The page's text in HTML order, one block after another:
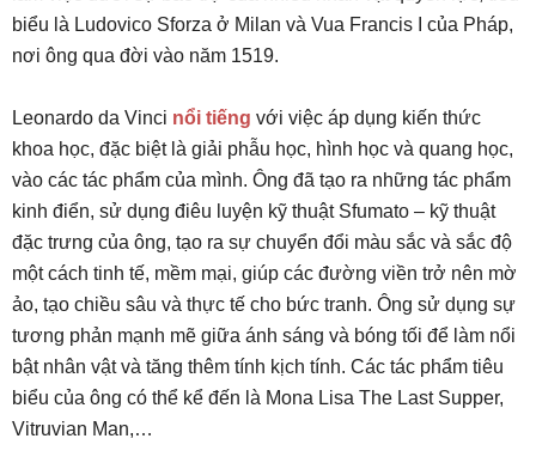
biểu là Ludovico Sforza ở Milan và Vua Francis I của Pháp,
nơi ông qua đời vào năm 1519.
Leonardo da Vinci nổi tiếng với việc áp dụng kiến thức
khoa học, đặc biệt là giải phẫu học, hình học và quang học,
vào các tác phẩm của mình. Ông đã tạo ra những tác phẩm
kinh điển, sử dụng điêu luyện kỹ thuật Sfumato – kỹ thuật
đặc trưng của ông, tạo ra sự chuyển đổi màu sắc và sắc độ
một cách tinh tế, mềm mại, giúp các đường viền trở nên mờ
ảo, tạo chiều sâu và thực tế cho bức tranh. Ông sử dụng sự
tương phản mạnh mẽ giữa ánh sáng và bóng tối để làm nổi
bật nhân vật và tăng thêm tính kịch tính. Các tác phẩm tiêu
biểu của ông có thể kể đến là Mona Lisa The Last Supper,
Vitruvian Man,…